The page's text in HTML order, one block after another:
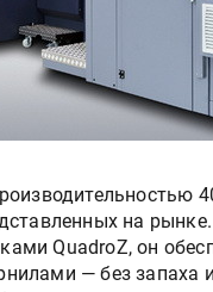
на
QuadroZ, он
— без запаха